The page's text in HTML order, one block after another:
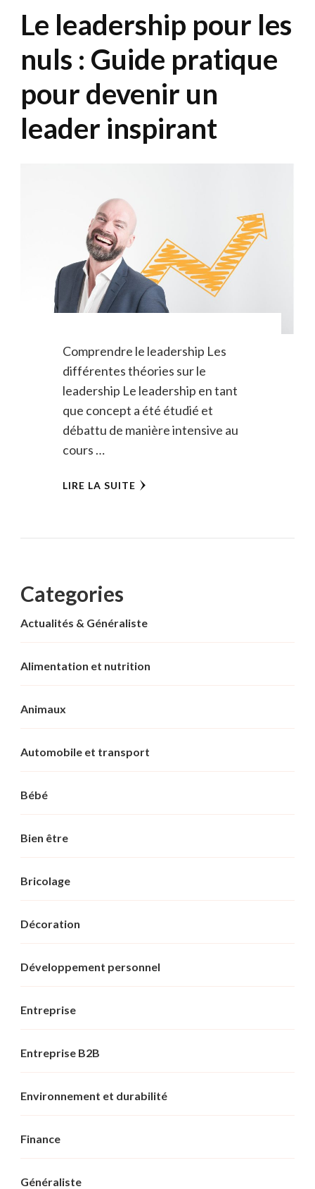
Le leadership pour les
nuls : Guide pratique
pour devenir un
leader inspirant
Comprendre le leadership Les
différentes théories sur le
leadership Le leadership en tant
que concept a été étudié et
débattu de manière intensive au
cours …
LIRE LA SUITE
Categories
Actualités & Généraliste
Alimentation et nutrition
Animaux
Automobile et transport
Bébé
Bien être
Bricolage
Décoration
Développement personnel
Entreprise
Entreprise B2B
Environnement et durabilité
Finance
Généraliste